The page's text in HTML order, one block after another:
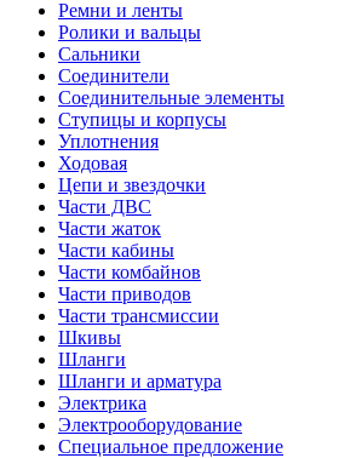
Ремни и ленты
Ролики и вальцы
Сальники
Соединители
Соединительные элементы
Ступицы и корпусы
Уплотнения
Ходовая
Цепи и звездочки
Части ДВС
Части жаток
Части кабины
Части комбайнов
Части приводов
Части трансмиссии
Шкивы
Шланги
Шланги и арматура
Электрика
Электрооборудование
Специальное предложение